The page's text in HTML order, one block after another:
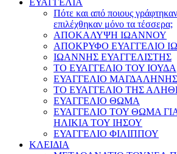
Πότε και από ποιους
επιλέχθηκαν μόνο τα τέσσερα;
ΑΠΟΚΑΛΥΨΗ ΙΩΑΝΝΟΥ
ΑΠΟΚΡΥΦΟ ΕΥΑΓΓΕΛΙΟ
ΙΩΑΝΝΗΣ ΕΥΑΓΓΕΛΙΣΤΗΣ
ΤΟ ΕΥΑΓΓΕΛΙΟ ΤΟΥ ΙΟΥΔΑ
ΕΥΑΓΓΕΛΙΟ ΜΑΓΔΑΛΗΝΗΣ
ΤΟ ΕΥΑΓΓΕΛΙΟ ΤΗΣ
ΕΥΑΓΓΕΛΙΟ ΘΩΜΑ
ΕΥΑΓΓΕΛΙΟ ΤΟΥ ΘΩΜΑ
ΗΛΙΚΙΑ ΤΟΥ ΙΗΣΟΥ
ΕΥΑΓΓΕΛΙΟ ΦΙΛΙΠΠΟΥ
ΚΛΕΙΔΙΑ